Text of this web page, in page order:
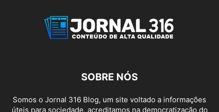
SOBRE NÓS
Somos o Jornal 316 Blog, um site voltado a informações
úteis para sociedade, acreditamos na democratização do